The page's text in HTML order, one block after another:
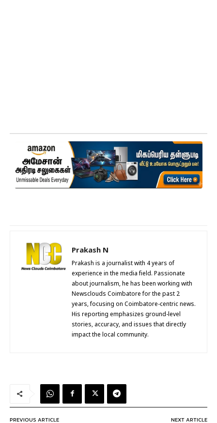
Prakash N
Prakash is a journalist with 4 years of
experience in the media field. Passionate
about journalism, he has been working with
Newsclouds Coimbatore for the past 2
years, focusing on Coimbatore-centric news.
His reporting emphasizes ground-level
stories, accuracy, and issues that directly
impact the local community.
PREVIOUS ARTICLE NEXT ARTICLE